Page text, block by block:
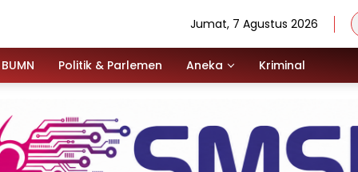
Jumat, 7 Agustus 2026
BUMN Politik & Parlemen Aneka Kriminal